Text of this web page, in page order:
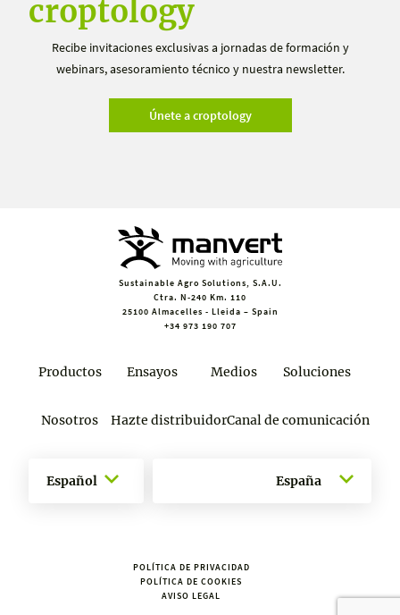
croptology
Recibe invitaciones exclusivas a jornadas de formación y
webinars, asesoramiento técnico y nuestra newsletter.
Únete a croptology
Sustainable Agro Solutions, S.A.U.
Ctra. N-240 Km. 110
25100 Almacelles - Lleida – Spain
+34 973 190 707
Productos Ensayos Medios Soluciones
Nosotros Hazte distribuidorCanal de comunicación
Español España
POLÍTICA DE PRIVACIDAD
POLÍTICA DE COOKIES
AVISO LEGAL